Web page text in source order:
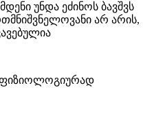
უნდა ეძინოს ბავშვს
არ არის,
ფიზიოლოგიურად